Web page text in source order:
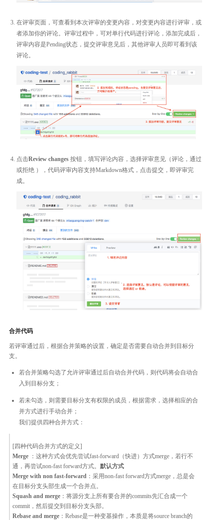
在评审页面，可查看到本次评审的变更内容，对变更内容进行评审，或
者添加你的评论。评审过程中，可对单行代码进行评论，添加完成后，
评审内容是Pending状态，提交评审意见后，其他评审人员即可看到该
评论。
点击Review changes 按钮，填写评论内容，选择评审意见（评论，通过
或拒绝 ），代码评审内容支持Markdown格式，点击提交，即评审完
成。
合并代码
若评审通过后，根据合并策略的设置，确定是否需要自动合并到目标分
支。
若合并策略勾选了允许评审通过后自动合并代码，则代码将会自动合
入到目标分支；
若未勾选，则需要目标分支有权限的成员，根据需求，选择相应的合
并方式进行手动合并；
我们提供四种合并方式：
[四种代码合并方式的定义]
Merge ：这种方式会优先尝试fast-forward（快进）方式merge，若行不
通，再尝试non-fast forward方式。 默认方式
Merge with non fast-forward ：采用non-fast forward方式merge，总是会
在目标分支头部生成一个合并点。
Squash and merge ：将源分支上所有要合并的commits先汇合成一个
commit，然后提交到目标分支头部。
Rebase and merge ：Rebase是一种变基操作，本质是将source branch的